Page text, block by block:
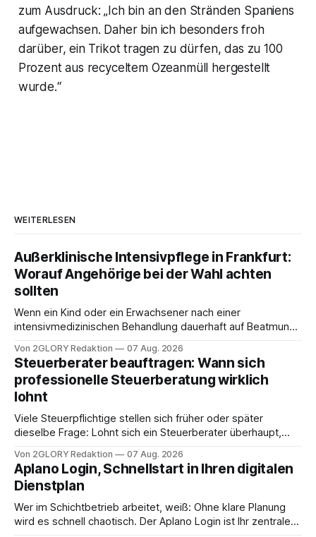
zum Ausdruck: „Ich bin an den Stränden Spaniens
aufgewachsen. Daher bin ich besonders froh
darüber, ein Trikot tragen zu dürfen, das zu 100
Prozent aus recyceltem Ozeanmüll hergestellt
wurde.“
WEITERLESEN
Außerklinische Intensivpflege in Frankfurt:
Worauf Angehörige bei der Wahl achten
sollten
Wenn ein Kind oder ein Erwachsener nach einer
intensivmedizinischen Behandlung dauerhaft auf Beatmung
angewiesen ist, stellt sich für Familien eine schwierige
Frage: Muss die Versorgung dauerhaft in der Klinik bleiben –
oder ist ein Leben zu Hause möglich? Die außerklinische
Intensivpflege bietet genau diese Alternative: Sie
Von 2GLORY Redaktion 07 Aug. 2026
Steuerberater beauftragen: Wann sich
professionelle Steuerberatung wirklich
lohnt
Viele Steuerpflichtige stellen sich früher oder später
dieselbe Frage: Lohnt sich ein Steuerberater überhaupt,
erledigen? Die kurze Antwort: Bei einfachen
Einkommensverhältnissen reicht häufig eine Steuersoftware
aus – sobald jedoch mehrere Einkunftsarten
zusammentreffen oder größere finanzielle Veränderungen
anstehen, zahlt sich professionelle Unterstützung meist
Von 2GLORY Redaktion 07 Aug. 2026
Aplano Login, Schnellstart in Ihren digitalen
Dienstplan
Wer im Schichtbetrieb arbeitet, weiß: Ohne klare Planung
wird es schnell chaotisch. Der Aplano Login ist Ihr zentraler